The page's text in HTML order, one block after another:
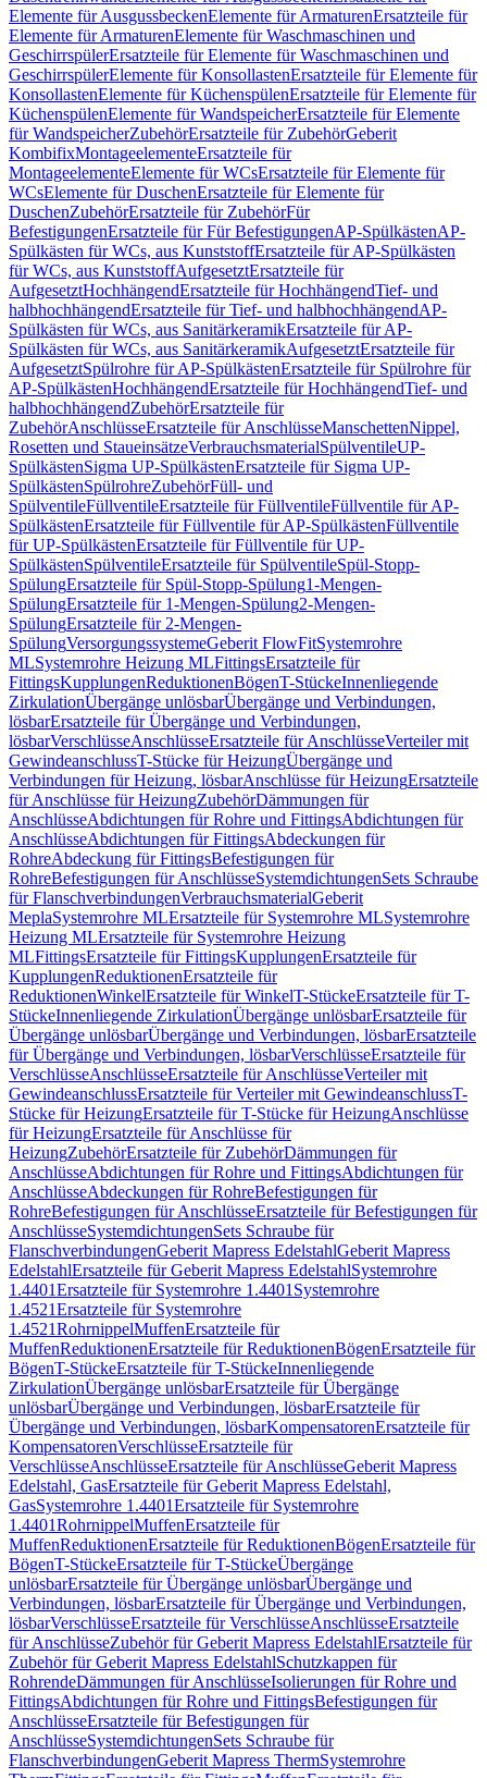
Elemente für AusgussbeckenElemente für ArmaturenErsatzteile für
Elemente für ArmaturenElemente für Waschmaschinen und
GeschirrspülerErsatzteile für Elemente für Waschmaschinen und
GeschirrspülerElemente für KonsollastenErsatzteile für Elemente für
KonsollastenElemente für KüchenspülenErsatzteile für Elemente für
KüchenspülenElemente für WandspeicherErsatzteile für Elemente
für WandspeicherZubehörErsatzteile für ZubehörGeberit
KombifixMontageelementeErsatzteile für
MontageelementeElemente für WCsErsatzteile für Elemente für
WCsElemente für DuschenErsatzteile für Elemente für
DuschenZubehörErsatzteile für ZubehörFür
BefestigungenErsatzteile für Für BefestigungenAP-SpülkästenAP-
Spülkästen für WCs, aus KunststoffErsatzteile für AP-Spülkästen
für WCs, aus KunststoffAufgesetztErsatzteile für
AufgesetztHochhängendErsatzteile für HochhängendTief- und
halbhochhängendErsatzteile für Tief- und halbhochhängendAP-
Spülkästen für WCs, aus SanitärkeramikErsatzteile für AP-
Spülkästen für WCs, aus SanitärkeramikAufgesetztErsatzteile für
AufgesetztSpülrohre für AP-SpülkästenErsatzteile für Spülrohre für
AP-SpülkästenHochhängendErsatzteile für HochhängendTief- und
halbhochhängendZubehörErsatzteile für
ZubehörAnschlüsseErsatzteile für AnschlüsseManschettenNippel,
Rosetten und StaueinsätzeVerbrauchsmaterialSpülventileUP-
SpülkästenSigma UP-SpülkästenErsatzteile für Sigma UP-
SpülkästenSpülrohreZubehörFüll- und
SpülventileFüllventileErsatzteile für FüllventileFüllventile für AP-
SpülkästenErsatzteile für Füllventile für AP-SpülkästenFüllventile
für UP-SpülkästenErsatzteile für Füllventile für UP-
SpülkästenSpülventileErsatzteile für SpülventileSpül-Stopp-
SpülungErsatzteile für Spül-Stopp-Spülung1-Mengen-
SpülungErsatzteile für 1-Mengen-Spülung2-Mengen-
SpülungErsatzteile für 2-Mengen-
SpülungVersorgungssystemeGeberit FlowFitSystemrohre
MLSystemrohre Heizung MLFittingsErsatzteile für
FittingsKupplungenReduktionenBögenT-StückeInnenliegende
ZirkulationÜbergänge unlösbarÜbergänge und Verbindungen,
lösbarErsatzteile für Übergänge und Verbindungen,
lösbarVerschlüsseAnschlüsseErsatzteile für AnschlüsseVerteiler mit
GewindeanschlussT-Stücke für HeizungÜbergänge und
Verbindungen für Heizung, lösbarAnschlüsse für HeizungErsatzteile
für Anschlüsse für HeizungZubehörDämmungen für
AnschlüsseAbdichtungen für Rohre und FittingsAbdichtungen für
AnschlüsseAbdichtungen für FittingsAbdeckungen für
RohreAbdeckung für FittingsBefestigungen für
RohreBefestigungen für AnschlüsseSystemdichtungenSets Schraube
für FlanschverbindungenVerbrauchsmaterialGeberit
MeplaSystemrohre MLErsatzteile für Systemrohre MLSystemrohre
Heizung MLErsatzteile für Systemrohre Heizung
MLFittingsErsatzteile für FittingsKupplungenErsatzteile für
KupplungenReduktionenErsatzteile für
ReduktionenWinkelErsatzteile für WinkelT-StückeErsatzteile für T-
StückeInnenliegende ZirkulationÜbergänge unlösbarErsatzteile für
Übergänge unlösbarÜbergänge und Verbindungen, lösbarErsatzteile
für Übergänge und Verbindungen, lösbarVerschlüsseErsatzteile für
VerschlüsseAnschlüsseErsatzteile für AnschlüsseVerteiler mit
GewindeanschlussErsatzteile für Verteiler mit GewindeanschlussT-
Stücke für HeizungErsatzteile für T-Stücke für HeizungAnschlüsse
für HeizungErsatzteile für Anschlüsse für
HeizungZubehörErsatzteile für ZubehörDämmungen für
AnschlüsseAbdichtungen für Rohre und FittingsAbdichtungen für
AnschlüsseAbdeckungen für RohreBefestigungen für
RohreBefestigungen für AnschlüsseErsatzteile für Befestigungen für
AnschlüsseSystemdichtungenSets Schraube für
FlanschverbindungenGeberit Mapress EdelstahlGeberit Mapress
EdelstahlErsatzteile für Geberit Mapress EdelstahlSystemrohre
1.4401Ersatzteile für Systemrohre 1.4401 Systemrohre
1.4521Ersatzteile für Systemrohre
1.4521RohrnippelMuffenErsatzteile für
MuffenReduktionenErsatzteile für ReduktionenBögenErsatzteile für
BögenT-StückeErsatzteile für T-StückeInnenliegende
ZirkulationÜbergänge unlösbarErsatzteile für Übergänge
unlösbarÜbergänge und Verbindungen, lösbarErsatzteile für
Übergänge und Verbindungen, lösbarKompensatorenErsatzteile für
KompensatorenVerschlüsseErsatzteile für
VerschlüsseAnschlüsseErsatzteile für AnschlüsseGeberit Mapress
Edelstahl, GasErsatzteile für Geberit Mapress Edelstahl,
GasSystemrohre 1.4401Ersatzteile für Systemrohre
1.4401RohrnippelMuffenErsatzteile für
MuffenReduktionenErsatzteile für ReduktionenBögenErsatzteile für
BögenT-StückeErsatzteile für T-StückeÜbergänge
unlösbarErsatzteile für Übergänge unlösbarÜbergänge und
Verbindungen, lösbarErsatzteile für Übergänge und Verbindungen,
lösbarVerschlüsseErsatzteile für VerschlüsseAnschlüsseErsatzteile
für AnschlüsseZubehör für Geberit Mapress EdelstahlErsatzteile für
Zubehör für Geberit Mapress EdelstahlSchutzkappen für
RohrendeDämmungen für AnschlüsseIsolierungen für Rohre und
FittingsAbdichtungen für Rohre und FittingsBefestigungen für
AnschlüsseErsatzteile für Befestigungen für
AnschlüsseSystemdichtungenSets Schraube für
FlanschverbindungenGeberit Mapress ThermSystemrohre